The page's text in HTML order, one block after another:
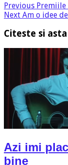
Previous Premiile
Next Am o idee
Citeste si asta
Azi imi
bine